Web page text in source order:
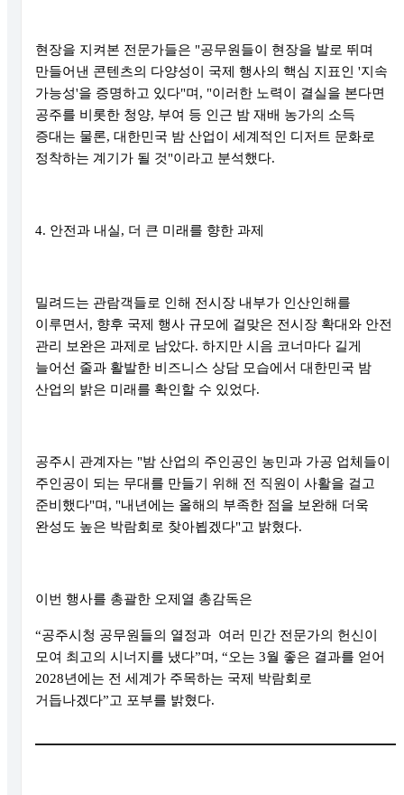
현장을 지켜본 전문가들은 "공무원들이 현장을 발로 뛰며
만들어낸 콘텐츠의 다양성이 국제 행사의 핵심 지표인 '지속
가능성'을 증명하고 있다"며, "이러한 노력이 결실을 본다면
공주를 비롯한 청양, 부여 등 인근 밤 재배 농가의 소득
증대는 물론, 대한민국 밤 산업이 세계적인 디저트 문화로
정착하는 계기가 될 것"이라고 분석했다.
4. 안전과 내실, 더 큰 미래를 향한 과제
밀려드는 관람객들로 인해 전시장 내부가 인산인해를
이루면서, 향후 국제 행사 규모에 걸맞은 전시장 확대와 안전
관리 보완은 과제로 남았다. 하지만 시음 코너마다 길게
늘어선 줄과 활발한 비즈니스 상담 모습에서 대한민국 밤
산업의 밝은 미래를 확인할 수 있었다.
공주시 관계자는 "밤 산업의 주인공인 농민과 가공 업체들이
주인공이 되는 무대를 만들기 위해 전 직원이 사활을 걸고
준비했다"며, "내년에는 올해의 부족한 점을 보완해 더욱
완성도 높은 박람회로 찾아뵙겠다"고 밝혔다.
이번 행사를 총괄한 오제열 총감독은
“공주시청 공무원들의 열정과 여러 민간 전문가의 헌신이
모여 최고의 시너지를 냈다”며, “오는 3월 좋은 결과를 얻어
2028년에는 전 세계가 주목하는 국제 박람회로
거듭나겠다”고 포부를 밝혔다.